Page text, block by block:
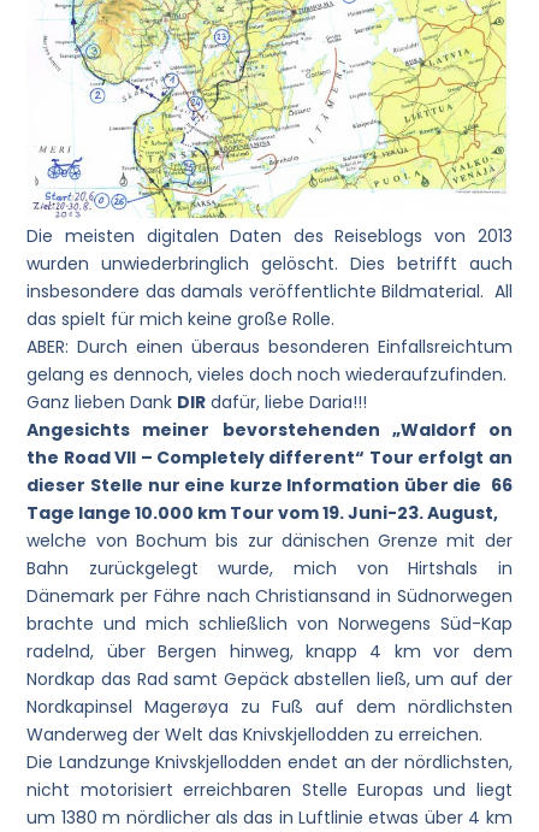
Die meisten digitalen Daten des Reiseblogs von 2013
wurden unwiederbringlich gelöscht. Dies betrifft auch
insbesondere das damals veröffentlichte Bildmaterial. All
das spielt für mich keine große Rolle.
ABER: Durch einen überaus besonderen Einfallsreichtum
gelang es dennoch, vieles doch noch wiederaufzufinden.
Ganz lieben Dank DIR dafür, liebe Daria!!!
Angesichts meiner bevorstehenden „Waldorf on
the Road VII – Completely different“ Tour erfolgt an
dieser Stelle nur eine kurze Information über die 66
Tage lange 10.000 km Tour vom 19. Juni-23. August,
welche von Bochum bis zur dänischen Grenze mit der
Bahn zurückgelegt wurde, mich von Hirtshals in
Dänemark per Fähre nach Christiansand in Südnorwegen
brachte und mich schließlich von Norwegens Süd-Kap
radelnd, über Bergen hinweg, knapp 4 km vor dem
Nordkap das Rad samt Gepäck abstellen ließ, um auf der
Nordkapinsel Magerøya zu Fuß auf dem nördlichsten
Wanderweg der Welt das Knivskjellodden zu erreichen.
Die Landzunge Knivskjellodden endet an der nördlichsten,
nicht motorisiert erreichbaren Stelle Europas und liegt
um 1380 m nördlicher als das in Luftlinie etwas über 4 km